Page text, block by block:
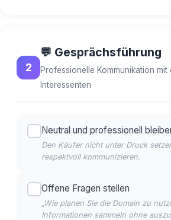
2
💬 Gesprächsführung
Professionelle Kommunikation mit
Interessenten
Neutral und professionell
Den Käufer nicht unter Druck
respektvoll kommunizieren.
Offene Fragen stellen
„Wie planen Sie die Domain zu
Informationen sammeln ohne